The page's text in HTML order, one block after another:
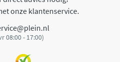
onze klantenservice.
08:00 - 17:00)